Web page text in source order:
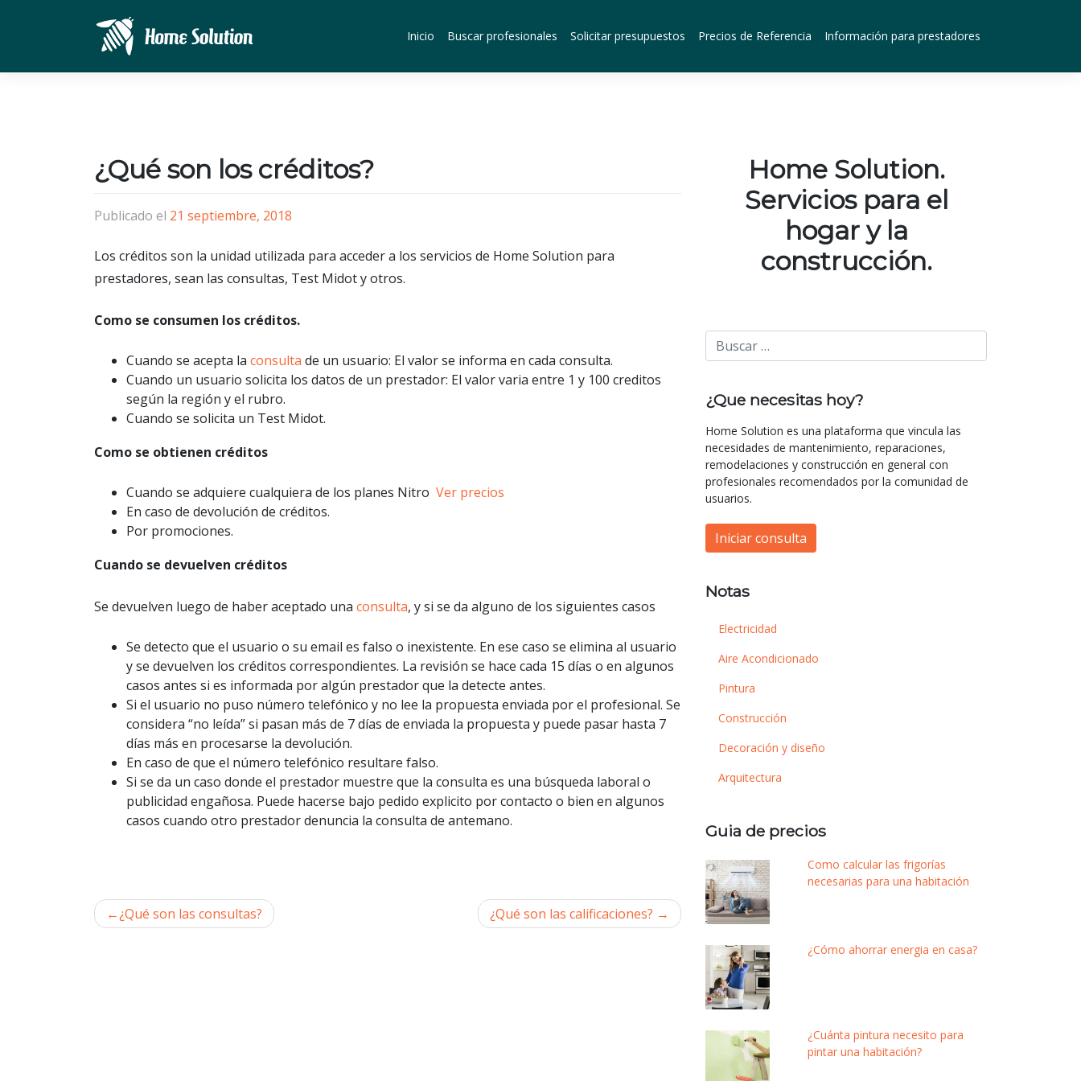
Inicio Buscar profesionales Solicitar presupuestos Precios de Referencia Información para prestadores
¿Qué son los créditos?
Publicado el 21 septiembre, 2018
Los créditos son la unidad utilizada para acceder a los servicios de Home Solution para
prestadores, sean las consultas, Test Midot y otros.
Como se consumen los créditos.
Cuando se acepta la consulta de un usuario: El valor se informa en cada consulta.
Cuando un usuario solicita los datos de un prestador: El valor varia entre 1 y 100 creditos
según la región y el rubro.
Cuando se solicita un Test Midot.
Como se obtienen créditos
Cuando se adquiere cualquiera de los planes Nitro Ver precios
En caso de devolución de créditos.
Por promociones.
Cuando se devuelven créditos
Se devuelven luego de haber aceptado una consulta, y si se da alguno de los siguientes casos
Se detecto que el usuario o su email es falso o inexistente. En ese caso se elimina al usuario
y se devuelven los créditos correspondientes. La revisión se hace cada 15 días o en algunos
casos antes si es informada por algún prestador que la detecte antes.
Si el usuario no puso número telefónico y no lee la propuesta enviada por el profesional. Se
considera “no leída” si pasan más de 7 días de enviada la propuesta y puede pasar hasta 7
días más en procesarse la devolución.
En caso de que el número telefónico resultare falso.
Si se da un caso donde el prestador muestre que la consulta es una búsqueda laboral o
publicidad engañosa. Puede hacerse bajo pedido explicito por contacto o bien en algunos
casos cuando otro prestador denuncia la consulta de antemano.
¿Qué son las consultas? ¿Qué son las calificaciones?
Home Solution.
Servicios para el
hogar y la
construcción.
¿Que necesitas hoy?
Home Solution es una plataforma que vincula las
necesidades de mantenimiento, reparaciones,
remodelaciones y construcción en general con
profesionales recomendados por la comunidad de
usuarios.
Iniciar consulta
Notas
Electricidad
Aire Acondicionado
Pintura
Construcción
Decoración y diseño
Arquitectura
Guia de precios
Como calcular las frigorías
necesarias para una habitación
¿Cómo ahorrar energia en casa?
¿Cuánta pintura necesito para
pintar una habitación?